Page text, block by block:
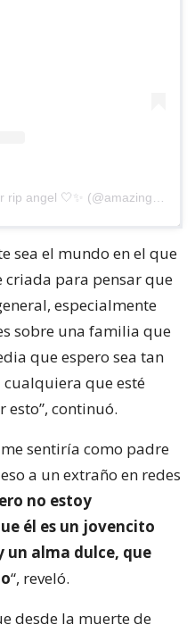
sea el mundo en el que
criada para pensar que
especialmente
sobre una familia que
que espero sea tan
que esté
esto”, continuó.
sentiría como padre
a un extraño en redes
no estoy
él es un jovencito
un alma dulce, que
“, reveló.
desde la muerte de